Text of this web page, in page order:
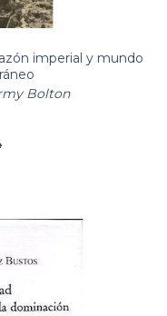
imperial y mundo
Bolton